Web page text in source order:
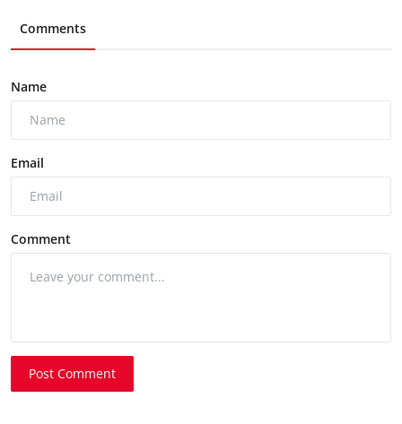
Comments
Name
Email
Comment
Post Comment